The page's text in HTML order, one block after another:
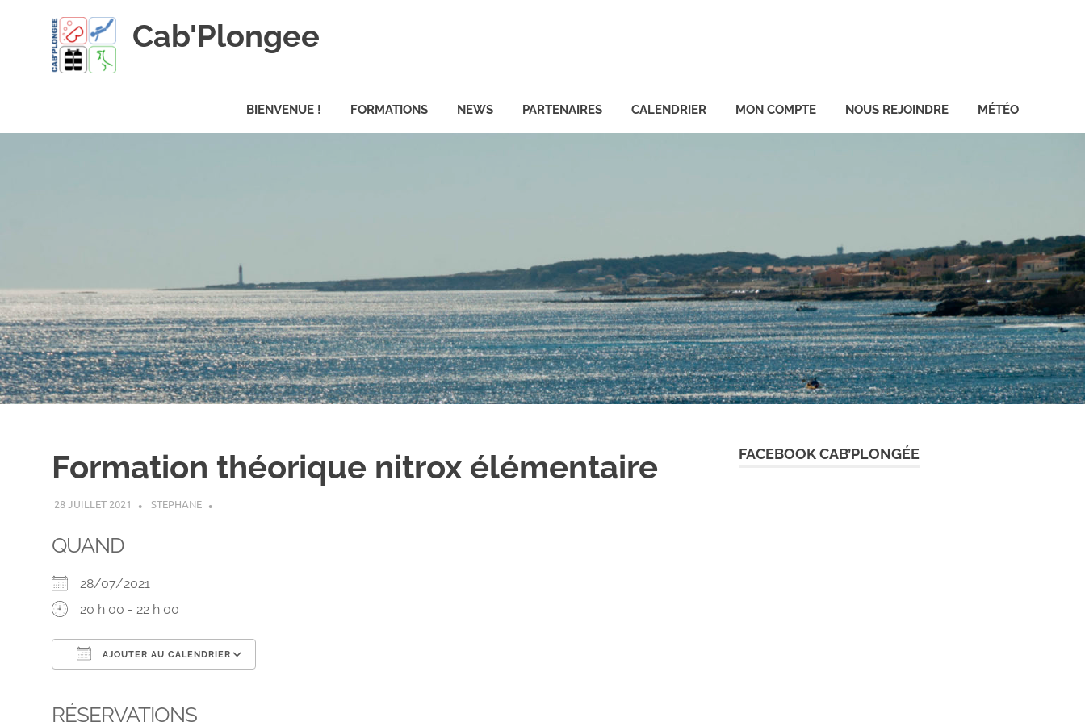
Cab'Plongee
tous
BIENVENUE ! FORMATIONS NEWS PARTENAIRES CALENDRIER MON COMPTE NOUS REJOINDRE MÉTÉO
Formation théorique nitrox élémentaire
28 JUILLET 2021 STEPHANE
QUAND
28/07/2021
20 h 00 - 22 h 00
AJOUTER AU CALENDRIER
RÉSERVATIONS
FACEBOOK CAB’PLONGÉE